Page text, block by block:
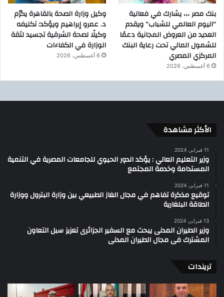
بنك مصر ،،، يشارك في فعالية
“اليوم العالمي للشباب” ويقدم
العديد من العروض المجانية دعمًا
للشمول المالي تحت رعاية البنك
المركزي المصري
6 أغسطس، 2026
وكيل وزارة الصحة بالقاهرة يكرّم
د. عمرو إبراهيم ويؤكد: تكليفه
وكيلًا لصحة الشرقية تجسيد لثقة
الوزارة في الكفاءات
6 أغسطس، 2026
الأكثر مشاهدة
11 فبراير، 2024
وزير التعليم العالي : يؤكد الدور الحيوي للجامعات المصرية في التنمية
المستدامة وخدمة المجتمع
11 فبراير، 2024
توقيع مذكرة تفاهم في مجال الغاز الطبيعي بين وزارة البترول ووزارة
الطاقة البلغارية
13 فبراير، 2024
وزير الطيران المدنى يبحث مع السفير الجزائرى تعزيز سبل التعاون
المشترك فى مجال الطيران المدنى
تريندات